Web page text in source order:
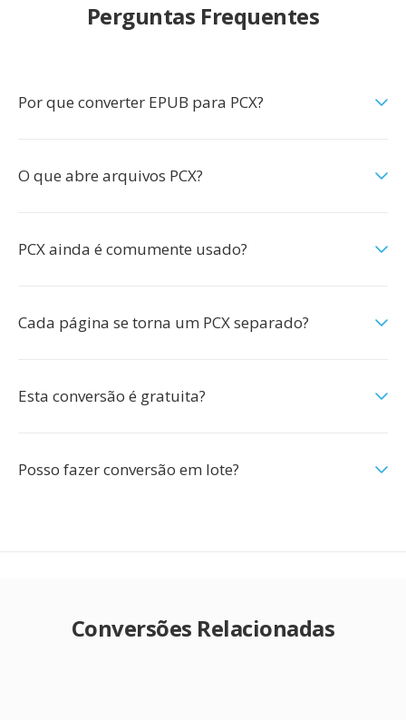
Perguntas Frequentes
Por que converter EPUB para PCX?
O que abre arquivos PCX?
PCX ainda é comumente usado?
Cada página se torna um PCX separado?
Esta conversão é gratuita?
Posso fazer conversão em lote?
Conversões Relacionadas